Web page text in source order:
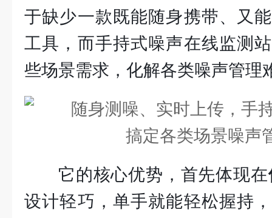
于缺少一款既能随身携带、又
工具，而手持式噪声在线监测
些场景需求，化解各类噪声管理
它的核心优势，首先体现在
设计轻巧，单手就能轻松握持